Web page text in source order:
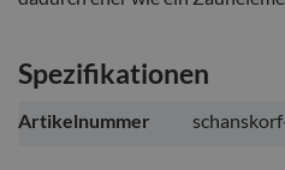
Spezifikationen
Weitere
Artikelnummer